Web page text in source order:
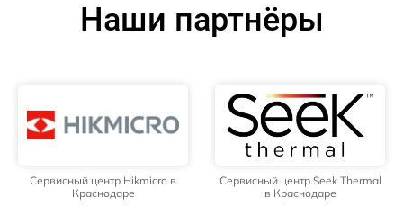
Наши партнёры
Сервисный центр Hikmicro в
Краснодаре
Сервисный центр Seek Thermal
в Краснодаре